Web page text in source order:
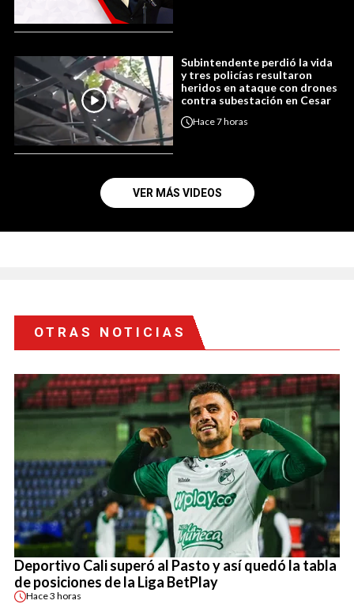
Subintendente perdió la vida
y tres policías resultaron
heridos en ataque con drones
contra subestación en Cesar
Hace7 horas
VER MÁS VIDEOS
OTRAS NOTICIAS
Deportivo Cali superó al Pasto y así quedó la tabla
de posiciones de la Liga BetPlay
Hace3 horas